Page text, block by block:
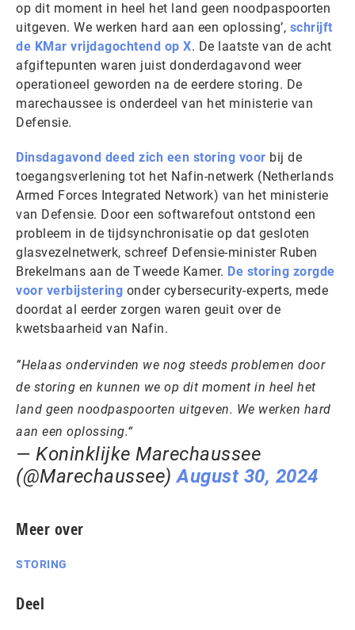
op dit moment in heel het land geen noodpaspoorten
uitgeven. We werken hard aan een oplossing’, schrijft
de KMar vrijdagochtend op X. De laatste van de acht
afgiftepunten waren juist donderdagavond weer
operationeel geworden na de eerdere storing. De
marechaussee is onderdeel van het ministerie van
Defensie.
Dinsdagavond deed zich een storing voor bij de
toegangsverlening tot het Nafin-netwerk (Netherlands
Armed Forces Integrated Network) van het ministerie
van Defensie. Door een softwarefout ontstond een
probleem in de tijdsynchronisatie op dat gesloten
glasvezelnetwerk, schreef Defensie-minister Ruben
Brekelmans aan de Tweede Kamer. De storing zorgde
voor verbijstering onder cybersecurity-experts, mede
doordat al eerder zorgen waren geuit over de
kwetsbaarheid van Nafin.
Helaas ondervinden we nog steeds problemen door
de storing en kunnen we op dit moment in heel het
land geen noodpaspoorten uitgeven. We werken hard
aan een oplossing.
— Koninklijke Marechaussee
(@Marechaussee)August 30, 2024
Meer over
STORING
Deel